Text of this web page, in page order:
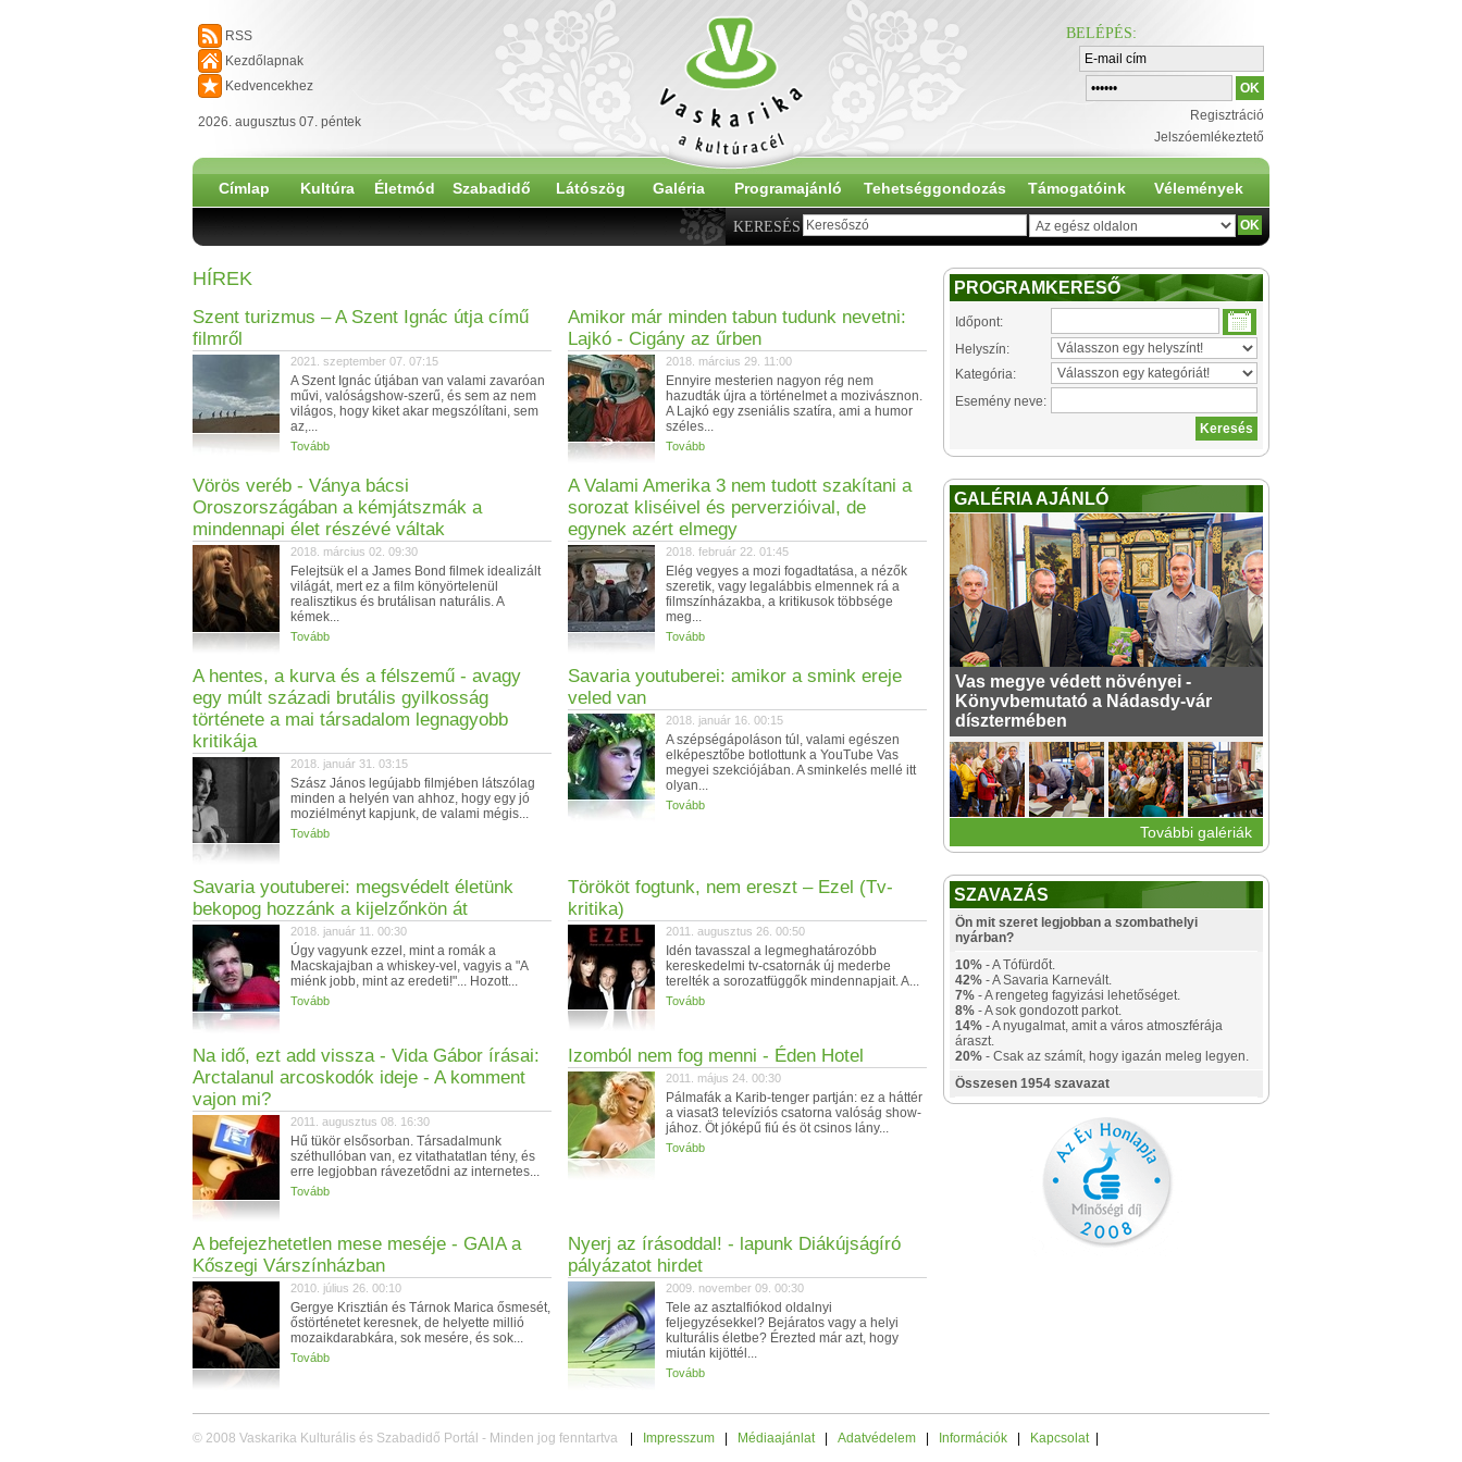
RSS
Kezdőlapnak
Kedvencekhez
2026. augusztus 07. péntek
BELÉPÉS:
Regisztráció
Jelszóemlékeztető
Címlap Kultúra Életmód Szabadidő Látószög Galéria Programajánló Tehetséggondozás Támogatóink Vélemények
KERESÉS
HÍREK
Szent turizmus – A Szent Ignác útja című
filmről
2021. szeptember 07. 07:15
A Szent Ignác útjában van valami zavaróan
művi, valóságshow-szerű, és sem az nem
világos, hogy kiket akar megszólítani, sem
az,...
Tovább
Amikor már minden tabun tudunk nevetni:
Lajkó - Cigány az űrben
2018. március 29. 11:00
Ennyire mesterien nagyon rég nem
hazudták újra a történelmet a mozivásznon.
A Lajkó egy zseniális szatíra, ami a humor
széles...
Tovább
Vörös veréb - Ványa bácsi
Oroszországában a kémjátszmák a
mindennapi élet részévé váltak
2018. március 02. 09:30
Felejtsük el a James Bond filmek idealizált
világát, mert ez a film könyörtelenül
realisztikus és brutálisan naturális. A
kémek...
Tovább
A Valami Amerika 3 nem tudott szakítani a
sorozat kliséivel és perverzióival, de
egynek azért elmegy
2018. február 22. 01:45
Elég vegyes a mozi fogadtatása, a nézők
szeretik, vagy legalábbis elmennek rá a
filmszínházakba, a kritikusok többsége
meg...
Tovább
A hentes, a kurva és a félszemű - avagy
egy múlt századi brutális gyilkosság
története a mai társadalom legnagyobb
kritikája
2018. január 31. 03:15
Szász János legújabb filmjében látszólag
minden a helyén van ahhoz, hogy egy jó
moziélményt kapjunk, de valami mégis...
Tovább
Savaria youtuberei: amikor a smink ereje
veled van
2018. január 16. 00:15
A szépségápoláson túl, valami egészen
elképesztőbe botlottunk a YouTube Vas
megyei szekciójában. A sminkelés mellé itt
olyan...
Tovább
Savaria youtuberei: megsvédelt életünk
bekopog hozzánk a kijelzőnkön át
2018. január 11. 00:30
Úgy vagyunk ezzel, mint a romák a
Macskajajban a whiskey-vel, vagyis a "A
miénk jobb, mint az eredeti!"... Hozott...
Tovább
Törököt fogtunk, nem ereszt – Ezel (Tv-
kritika)
2011. augusztus 26. 00:50
Idén tavasszal a legmeghatározóbb
kereskedelmi tv-csatornák új mederbe
terelték a sorozatfüggők mindennapjait. A...
Tovább
Na idő, ezt add vissza - Vida Gábor írásai:
Arctalanul arcoskodók ideje - A komment
vajon mi?
2011. augusztus 08. 16:30
Hű tükör elsősorban. Társadalmunk
széthullóban van, ez vitathatatlan tény, és
erre legjobban rávezetődni az internetes...
Tovább
Izomból nem fog menni - Éden Hotel
2011. május 24. 00:30
Pálmafák a Karib-tenger partján: ez a háttér
a viasat3 televíziós csatorna valóság show-
jához. Öt jóképű fiú és öt csinos lány...
Tovább
A befejezhetetlen mese meséje - GAIA a
Kőszegi Várszínházban
2010. július 26. 00:10
Gergye Krisztián és Tárnok Marica ősmesét,
őstörténetet keresnek, de helyette millió
mozaikdarabkára, sok mesére, és sok...
Tovább
Nyerj az írásoddal! - lapunk Diákújságíró
pályázatot hirdet
2009. november 09. 00:30
Tele az asztalfiókod oldalnyi
feljegyzésekkel? Bejáratos vagy a helyi
kulturális életbe? Érezted már azt, hogy
miután kijöttél...
Tovább
PROGRAMKERESŐ
Időpont:
Helyszín:
Kategória:
Esemény neve:
GALÉRIA AJÁNLÓ
Vas megye védett növényei -
Könyvbemutató a Nádasdy-vár
dísztermében
További galériák
SZAVAZÁS
Ön mit szeret legjobban a szombathelyi
nyárban?
10% - A Tófürdőt.
42% - A Savaria Karnevált.
7% - A rengeteg fagyizási lehetőséget.
8% - A sok gondozott parkot.
14% - A nyugalmat, amit a város atmoszférája
áraszt.
20% - Csak az számít, hogy igazán meleg legyen.
Összesen 1954 szavazat
© 2008 Vaskarika Kulturális és Szabadidő Portál - Minden jog fenntartva Impresszum Médiaajánlat Adatvédelem Információk Kapcsolat